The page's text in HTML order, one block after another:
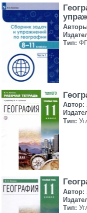
Тип:
Автор:
Тип:
Автор:
Тип: